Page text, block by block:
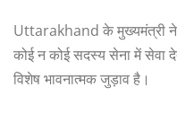
Uttarakhand के मुख्यमंत्री ने
कोई न कोई सदस्य सेना में सेवा
विशेष भावनात्मक जुड़ाव है।